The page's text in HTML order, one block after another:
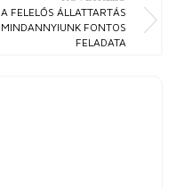
A FELELŐS ÁLLATTARTÁS
MINDANNYIUNK FONTOS
FELADATA